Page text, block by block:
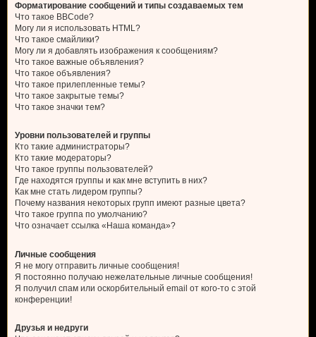
Форматирование сообщений и типы создаваемых тем
Что такое BBCode?
Могу ли я использовать HTML?
Что такое смайлики?
Могу ли я добавлять изображения к сообщениям?
Что такое важные объявления?
Что такое объявления?
Что такое прилепленные темы?
Что такое закрытые темы?
Что такое значки тем?
Уровни пользователей и группы
Кто такие администраторы?
Кто такие модераторы?
Что такое группы пользователей?
Где находятся группы и как мне вступить в них?
Как мне стать лидером группы?
Почему названия некоторых групп имеют разные цвета?
Что такое группа по умолчанию?
Что означает ссылка «Наша команда»?
Личные сообщения
Я не могу отправить личные сообщения!
Я постоянно получаю нежелательные личные сообщения!
Я получил спам или оскорбительный email от кого-то с этой
конференции!
Друзья и недруги